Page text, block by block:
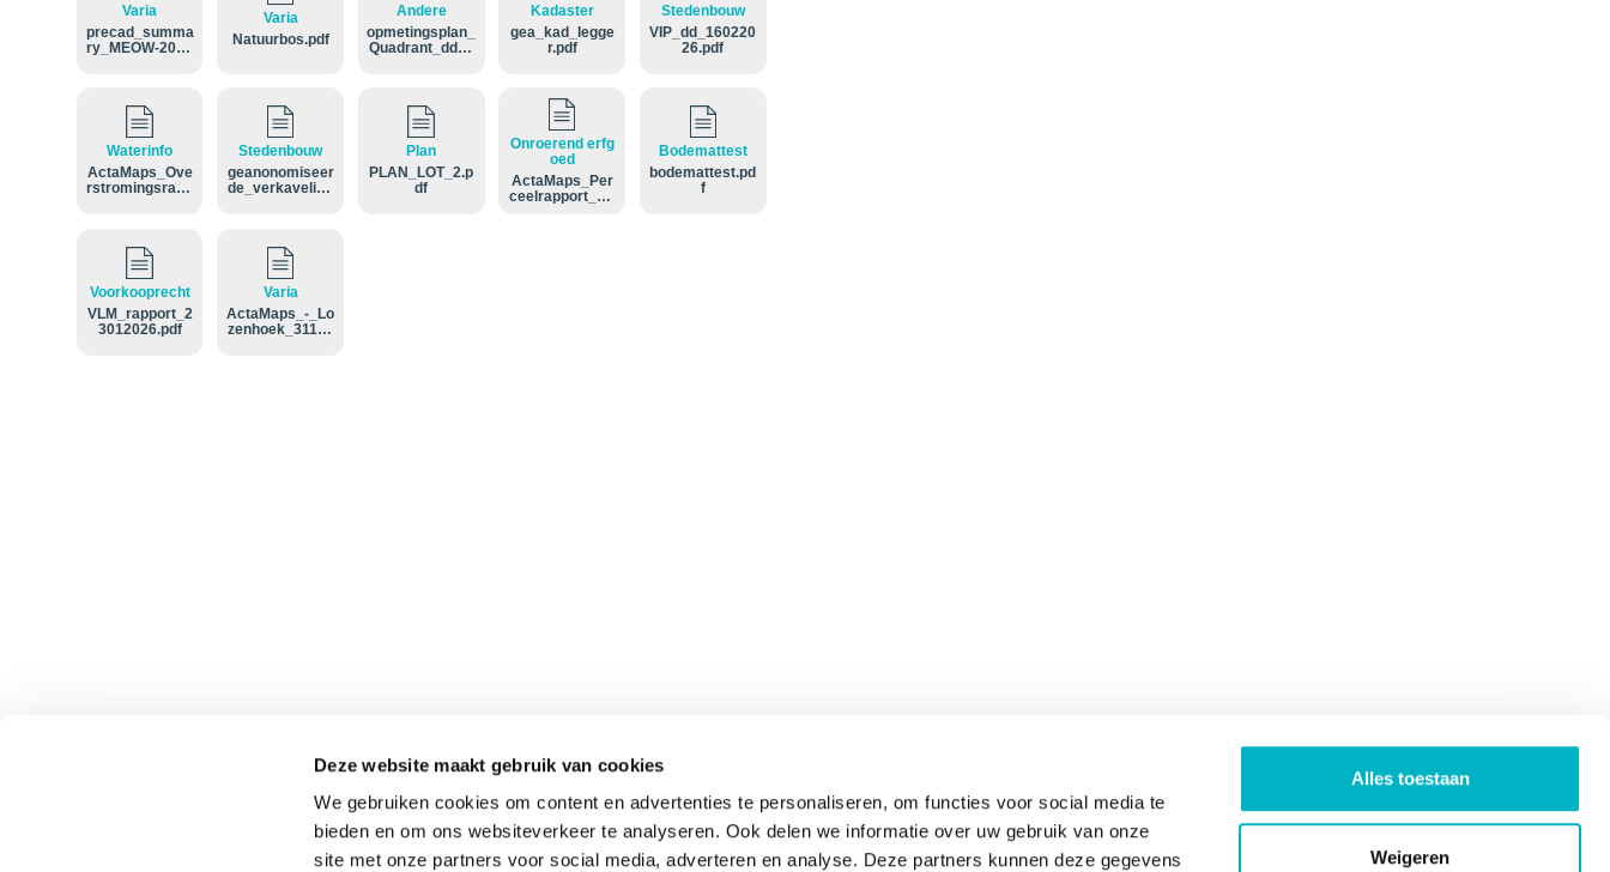
Deze website maakt gebruik van cookies
We gebruiken cookies om content en advertenties te personaliseren, om functies voor social media te
bieden en om ons websiteverkeer te analyseren. Ook delen we informatie over uw gebruik van onze
site met onze partners voor social media, adverteren en analyse. Deze partners kunnen deze gegevens
Alles toestaan
Weigeren
Varia
precad_summa
ry_MEOW-2026
Varia
Natuurbos.pdf
Andere
opmetingsplan_
Quadrant_dd_2
Kadaster
gea_kad_legge
r.pdf
Stedenbouw
VIP_dd_160220
26.pdf
Waterinfo
ActaMaps_Ove
rstromingsrapp
Stedenbouw
geanonomiseer
de_verkaveling
Plan
PLAN_LOT_2.p
df
Onroerend erfg
oed
ActaMaps_Per
ceelrapport_On
Bodemattest
bodemattest.pd
f
Voorkooprecht
VLM_rapport_2
3012026.pdf
Varia
ActaMaps_-_Lo
zenhoek_3110_